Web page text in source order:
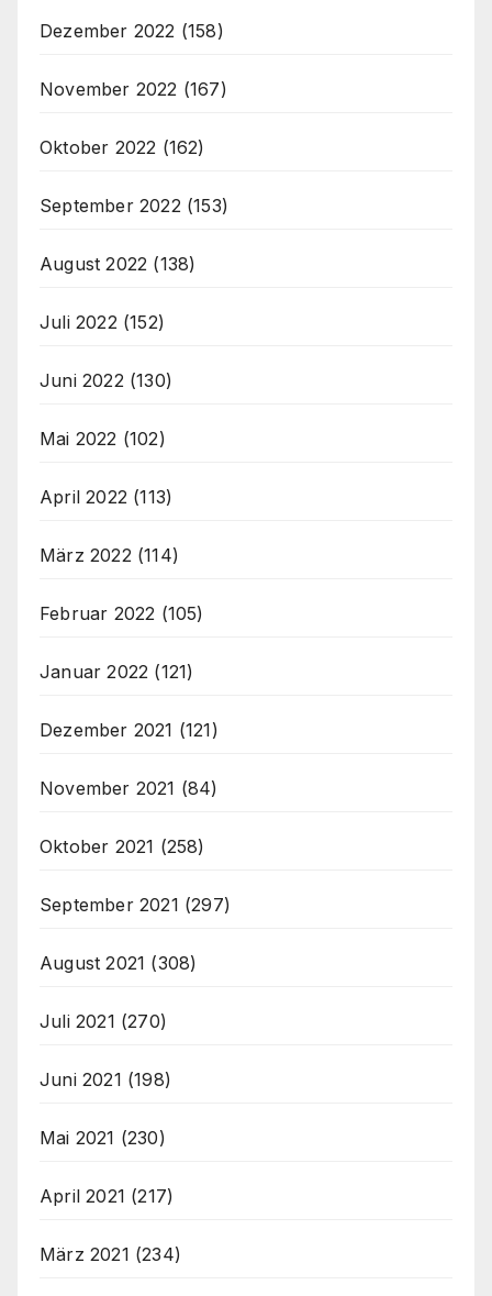
Dezember 2022 (158)
November 2022 (167)
Oktober 2022 (162)
September 2022 (153)
August 2022 (138)
Juli 2022 (152)
Juni 2022 (130)
Mai 2022 (102)
April 2022 (113)
März 2022 (114)
Februar 2022 (105)
Januar 2022 (121)
Dezember 2021 (121)
November 2021 (84)
Oktober 2021 (258)
September 2021 (297)
August 2021 (308)
Juli 2021 (270)
Juni 2021 (198)
Mai 2021 (230)
April 2021 (217)
März 2021 (234)